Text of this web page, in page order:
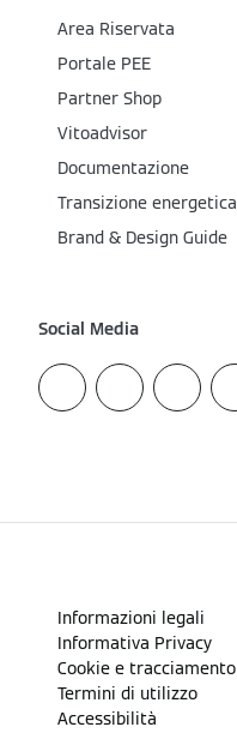
Area Riservata
Portale PEE
Partner Shop
Vitoadvisor
Documentazione
Transizione energetica
Brand & Design Guide
Social Media
Informazioni legali
Informativa Privacy
Cookie e tracciamento
Termini di utilizzo
Accessibilità